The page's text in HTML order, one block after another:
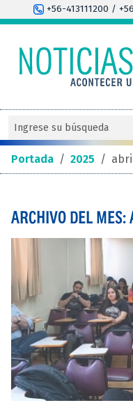
+56-413111200 /
Portada / 2025 /
ARCHIVO DEL